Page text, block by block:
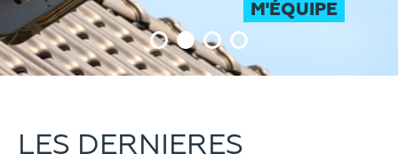
M'ÉQUIPE
LES DERNIERES